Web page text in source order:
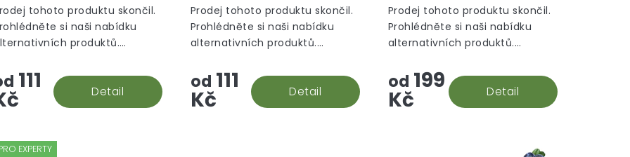
111 Detail
tohoto produktu skončil.
si naši nabídku
produktů.
od 111
Kč Detail
Prodej tohoto produktu skončil.
Prohlédněte si naši nabídku
alternativních produktů.
od 199
Kč Detail
Prodej tohoto produktu skončil.
Prohlédněte si naši nabídku
alternativních produktů.
EXPERTY